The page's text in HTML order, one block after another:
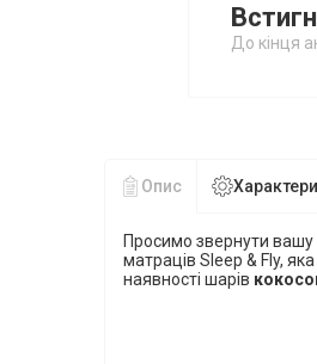
До кінця
Опис
Просимо звернути вашу
матраців Sleep & Fly,
наявності шарів